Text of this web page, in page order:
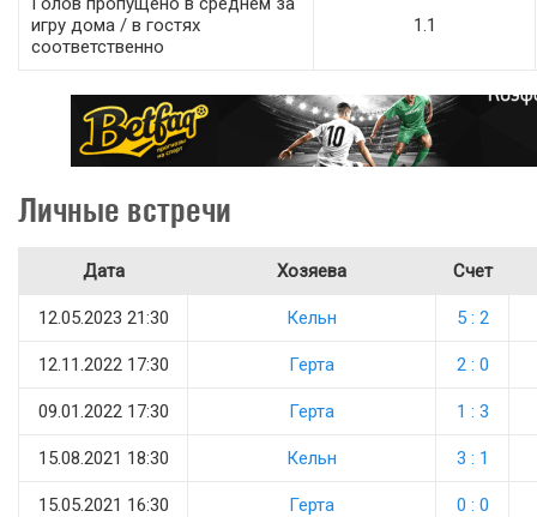
игру дома / в гостях
соответственно
1.1
Личные встречи
Дата Хозяева Счет
12.05.2023 21:30 Кельн 5 : 2
12.11.2022 17:30 Герта 2 : 0
09.01.2022 17:30 Герта 1 : 3
15.08.2021 18:30 Кельн 3 : 1
15.05.2021 16:30 Герта 0 : 0